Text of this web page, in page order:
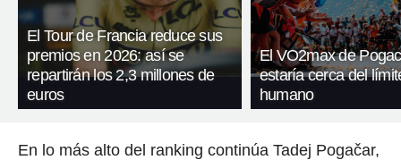
El Tour de Francia reduce sus
premios en 2026: así se
repartirán los 2,3 millones de
euros
El VO2max de
estaría cerca del
humano
En lo más alto del ranking continúa Tadej Pogačar,